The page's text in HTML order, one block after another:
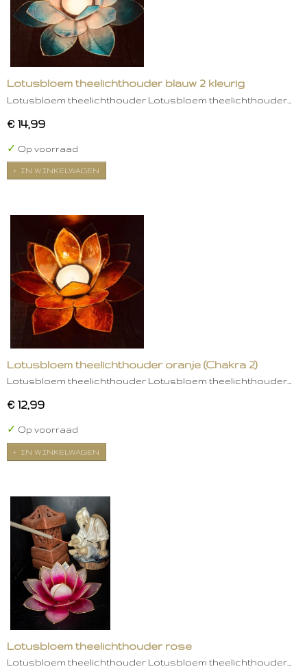
Lotusbloem theelichthouder blauw 2 kleurig
Lotusbloem theelichthouder Lotusbloem theelichthouder…
€ 14,99
✓ Op voorraad
IN WINKELWAGEN
Lotusbloem theelichthouder oranje (Chakra 2)
Lotusbloem theelichthouder Lotusbloem theelichthouder…
€ 12,99
✓ Op voorraad
IN WINKELWAGEN
Lotusbloem theelichthouder rose
Lotusbloem theelichthouder Lotusbloem theelichthouder…